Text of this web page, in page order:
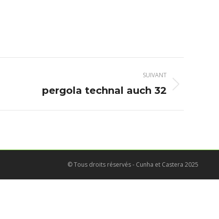
SUIVANT
pergola technal auch 32
© Tous droits réservés - Cunha et Castera 2025